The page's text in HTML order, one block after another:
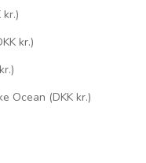
De palæstinensiske områder (DKK kr.)
Den Centralafrikanske Republik (DKK kr.)
Den Dominikanske Republik (DKK kr.)
Det Britiske Territorium i Det Indiske Ocean (DKK kr.)